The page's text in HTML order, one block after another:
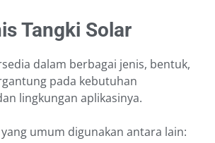
Tangki Solar
dalam berbagai jenis, bentuk,
pada kebutuhan
lingkungan aplikasinya.
umum digunakan antara lain: